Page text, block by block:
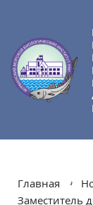
Главная
Заместитель